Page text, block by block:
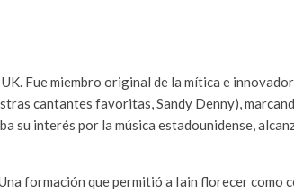
Fue miembro original de la mítica e
cantantes favoritas, Sandy Denny),
su interés por la música estadounidense,
formación que permitió a Iain florecer como